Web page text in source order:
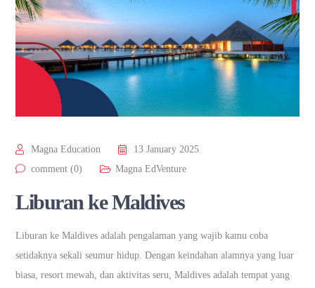
Magna Education
13 January 2025
comment (0)
Magna EdVenture
Liburan ke Maldives
Liburan ke Maldives adalah pengalaman yang wajib kamu coba
setidaknya sekali seumur hidup. Dengan keindahan alamnya yang luar
biasa, resort mewah, dan aktivitas seru, Maldives adalah tempat yang